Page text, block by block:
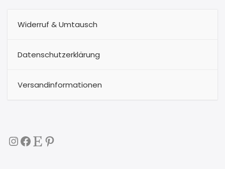
Widerruf & Umtausch
Datenschutzerklärung
Versandinformationen
Instagram
Facebook
EtsyPinterest